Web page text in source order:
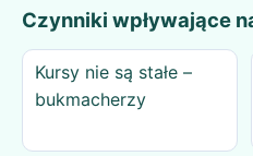
Czynniki wpływające
Kursy nie są stałe –
bukmacherzy